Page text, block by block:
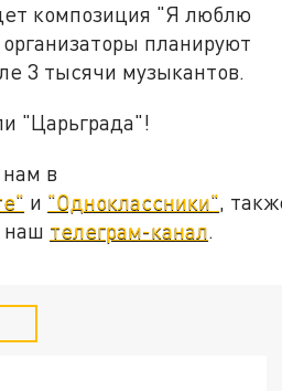
композиция "Я люблю
планируют
3 тысячи музыкантов.
"Царьграда"!
в
и "Одноклассники" ,
наш телеграм-канал